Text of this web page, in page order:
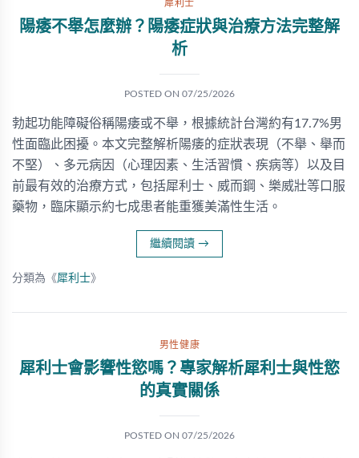
犀利士
陽痿不舉怎麼辦？陽痿症狀與治療方法完整解
析
POSTED ON 07/25/2026
勃起功能障礙俗稱陽痿或不舉，根據統計台灣約有17.7%男
性面臨此困擾。本文完整解析陽痿的症狀表現（不舉、舉而
不堅）、多元病因（心理因素、生活習慣、疾病等）以及目
前最有效的治療方式，包括犀利士、威而鋼、樂威壯等口服
藥物，臨床顯示約七成患者能重獲美滿性生活。
繼續閱讀 →
分類為《犀利士》
男性健康
犀利士會影響性慾嗎？專家解析犀利士與性慾
的真實關係
POSTED ON 07/25/2026